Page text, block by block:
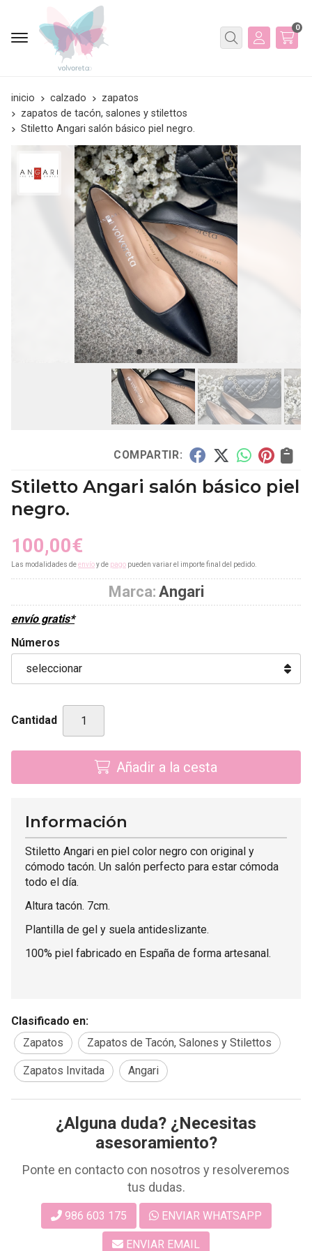
Buscar
0
inicio calzado
zapatos
zapatos de tacón, salones y stilettos
Stiletto Angari salón básico piel negro.
COMPARTIR:
Stiletto Angari salón básico piel
negro.
100,00€
Las modalidades deenvíoy de pago pueden variar el importe final del pedido.
Marca: Angari
envío gratis*
Números
Cantidad
Añadir a la cesta
Información
Stiletto Angari en piel color negro con original y
cómodo tacón. Un salón perfecto para estar cómoda
todo el día.
Altura tacón. 7cm.
Plantilla de gel y suela antideslizante.
100% piel fabricado en España de forma artesanal.
Clasificado en:
Zapatos
Zapatos de Tacón, Salones y Stilettos
Zapatos Invitada Angari
¿Alguna duda? ¿Necesitas
asesoramiento?
Ponte en contacto con nosotros y resolveremos
tus dudas.
986 603 175 ENVIAR WHATSAPP
ENVIAR EMAIL